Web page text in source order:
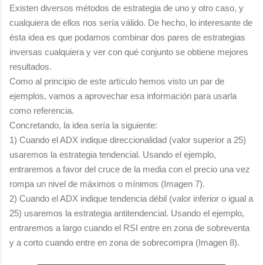
Existen diversos métodos de estrategia de uno y otro caso, y
cualquiera de ellos nos sería válido. De hecho, lo interesante de
ésta idea es que podamos combinar dos pares de estrategias
inversas cualquiera y ver con qué conjunto se obtiene mejores
resultados.
Como al principio de este artículo hemos visto un par de
ejemplos, vamos a aprovechar esa información para usarla
como referencia.
Concretando, la idea sería la siguiente:
1) Cuando el ADX indique direccionalidad (valor superior a 25)
usaremos la estrategia tendencial. Usando el ejemplo,
entraremos a favor del cruce de la media con el precio una vez
rompa un nivel de máximos o mínimos (Imagen 7).
2) Cuando el ADX indique tendencia débil (valor inferior o igual a
25) usaremos la estrategia antitendencial. Usando el ejemplo,
entraremos a largo cuando el RSI entre en zona de sobreventa
y a corto cuando entre en zona de sobrecompra (Imagen 8).